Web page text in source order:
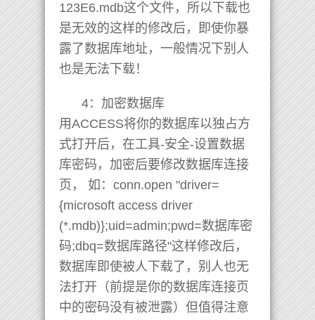
123E6.mdb这个文件，所以下载也
是无效的这样的修改后，即使你暴
露了数据库地址，一般情况下别人
也是无法下载！
4：加密数据库
用ACCESS将你的数据库以独占方
式打开后，在工具-安全-设置数据
库密码，加密后要修改数据库连接
页， 如：conn.open "driver=
{microsoft access driver
(*.mdb)};uid=admin;pwd=数据库密
码;dbq=数据库路径"这样修改后，
数据库即使被人下载了，别人也无
法打开（前提是你的数据库连接页
中的密码没有被泄露）但值得注意